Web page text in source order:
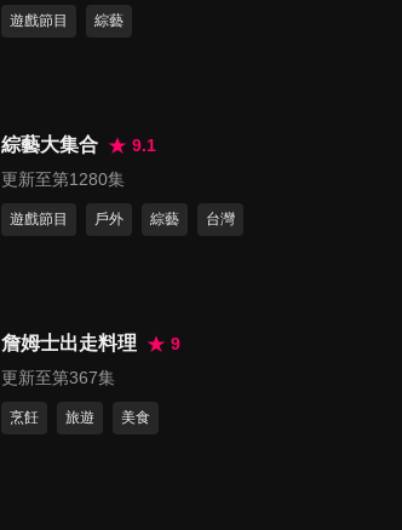
第39集 親子反目會考賽
第41集 非常男女
遊戲節目 綜藝
綜藝大集合
9.1
更新至第1280集
遊戲節目 戶外 綜藝 台灣
詹姆士出走料理
9
更新至第367集
烹飪 旅遊 美食